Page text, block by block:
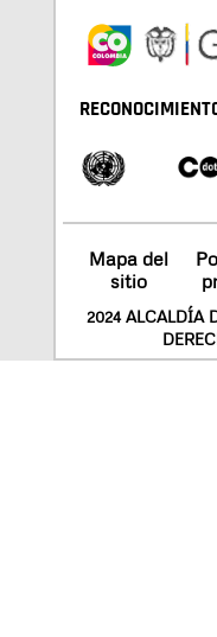
Mapa del
sitio
2024 ALCALDÍA